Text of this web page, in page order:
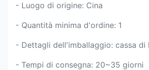
- Luogo di origine: Cina
- Quantità minima d'ordine: 1
- Dettagli dell'imballaggio: cassa di
- Tempi di consegna: 20~35 giorni